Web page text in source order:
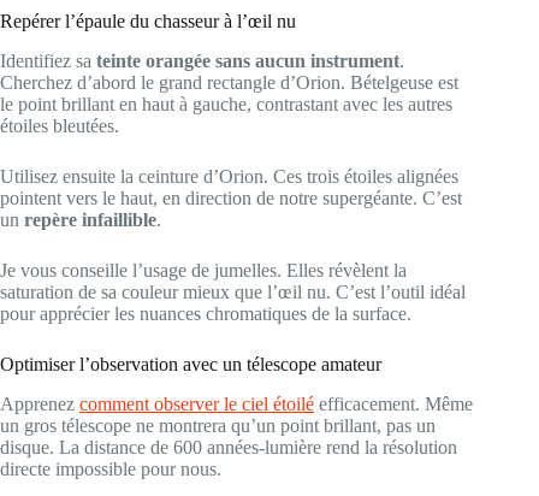
Repérer l’épaule du chasseur à l’œil nu
Identifiez sa teinte orangée sans aucun instrument.
Cherchez d’abord le grand rectangle d’Orion. Bételgeuse est
le point brillant en haut à gauche, contrastant avec les autres
étoiles bleutées.
Utilisez ensuite la ceinture d’Orion. Ces trois étoiles alignées
pointent vers le haut, en direction de notre supergéante. C’est
un repère infaillible.
Je vous conseille l’usage de jumelles. Elles révèlent la
saturation de sa couleur mieux que l’œil nu. C’est l’outil idéal
pour apprécier les nuances chromatiques de la surface.
Optimiser l’observation avec un télescope amateur
Apprenez comment observer le ciel étoilé efficacement. Même
un gros télescope ne montrera qu’un point brillant, pas un
disque. La distance de 600 années-lumière rend la résolution
directe impossible pour nous.